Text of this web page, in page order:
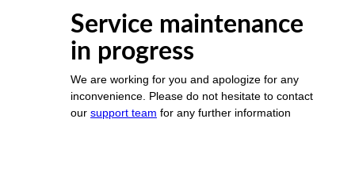
Service maintenance
in progress
We are working for you and apologize for any
inconvenience. Please do not hesitate to contact
our support team for any further information